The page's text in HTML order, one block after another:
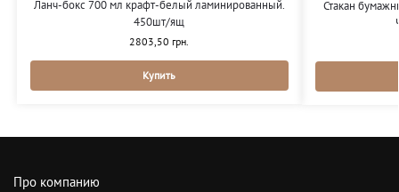
Ланч-бокс 700 мл крафт-белый ламинированный.
450шт/ящ
2803,50 грн.
Купить
Стакан
Про компанию